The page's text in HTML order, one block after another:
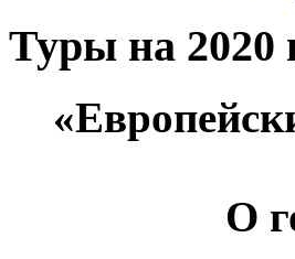
Туры на 2020
О